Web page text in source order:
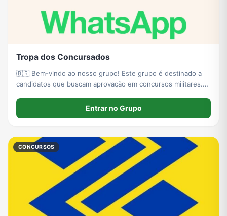
Tropa dos Concursados
🇧🇷 Bem-vindo ao nosso grupo! Este grupo é destinado a
candidatos que buscam aprovação em concursos militares.
preparação física, editais e motivação. Objetivo: formar uma
comunidade disciplinada,
Entrar no Grupo
CONCURSOS